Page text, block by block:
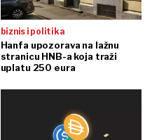
biznis i politika
Hanfa upozorava na lažnu
stranicu HNB-a koja traži
uplatu 250 eura